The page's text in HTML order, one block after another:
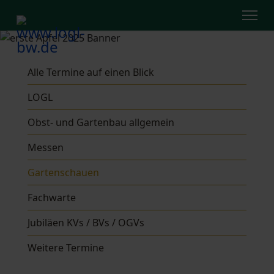
Alle Termine auf einen Blick
LOGL
Obst- und Gartenbau allgemein
Messen
Gartenschauen
Fachwarte
Jubiläen KVs / BVs / OGVs
Weitere Termine